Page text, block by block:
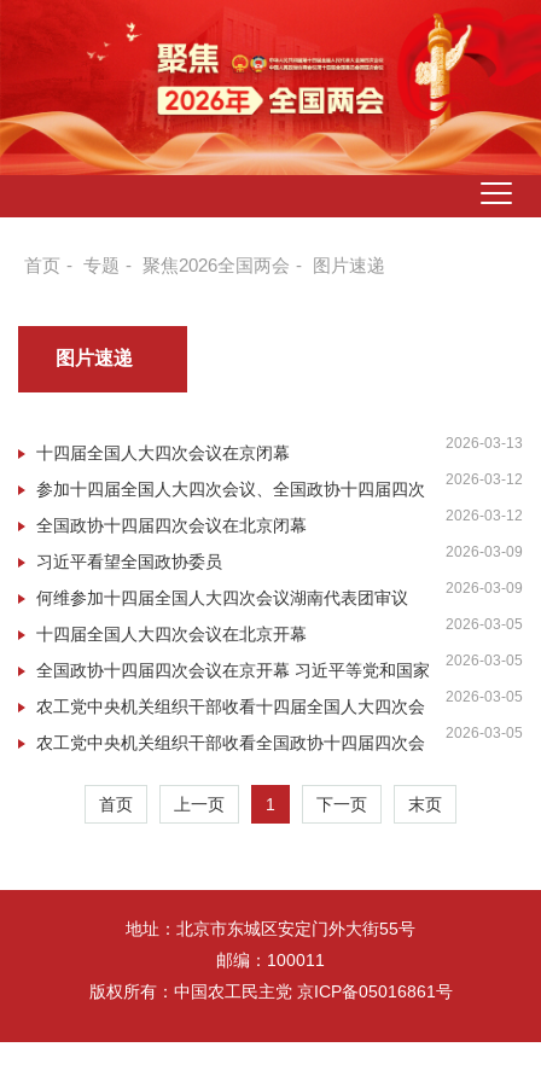
首页 - 专题 - 聚焦2026全国两会 - 图片速递
图片速递
2026-03-13
十四届全国人大四次会议在京闭幕
2026-03-12
参加十四届全国人大四次会议、全国政协十四届四次
会议的部分代表、委员合影
2026-03-12
全国政协十四届四次会议在北京闭幕
2026-03-09
习近平看望全国政协委员
2026-03-09
何维参加十四届全国人大四次会议湖南代表团审议
2026-03-05
十四届全国人大四次会议在北京开幕
2026-03-05
全国政协十四届四次会议在京开幕 习近平等党和国家
领导人到会祝贺
2026-03-05
农工党中央机关组织干部收看十四届全国人大四次会
议开幕式
2026-03-05
农工党中央机关组织干部收看全国政协十四届四次会
首页 上一页 1 下一页 末页
地址：北京市东城区安定门外大街55号
邮编：100011
版权所有：中国农工民主党 京ICP备05016861号